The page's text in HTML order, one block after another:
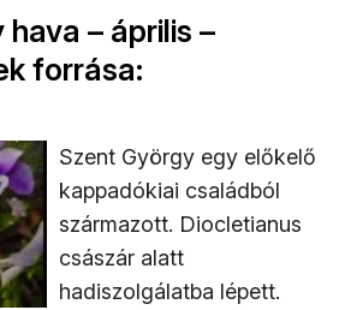
– április –
forrása:
Szent György egy előkelő
kappadókiai családból
származott. Diocletianus
császár alatt
hadiszolgálatba lépett.